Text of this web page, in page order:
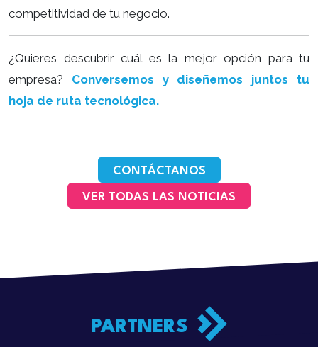
competitividad de tu negocio.
¿Quieres descubrir cuál es la mejor opción para tu
empresa? Conversemos y diseñemos juntos tu
hoja de ruta tecnológica.
CONTÁCTANOS
VER TODAS LAS NOTICIAS
PARTNERS